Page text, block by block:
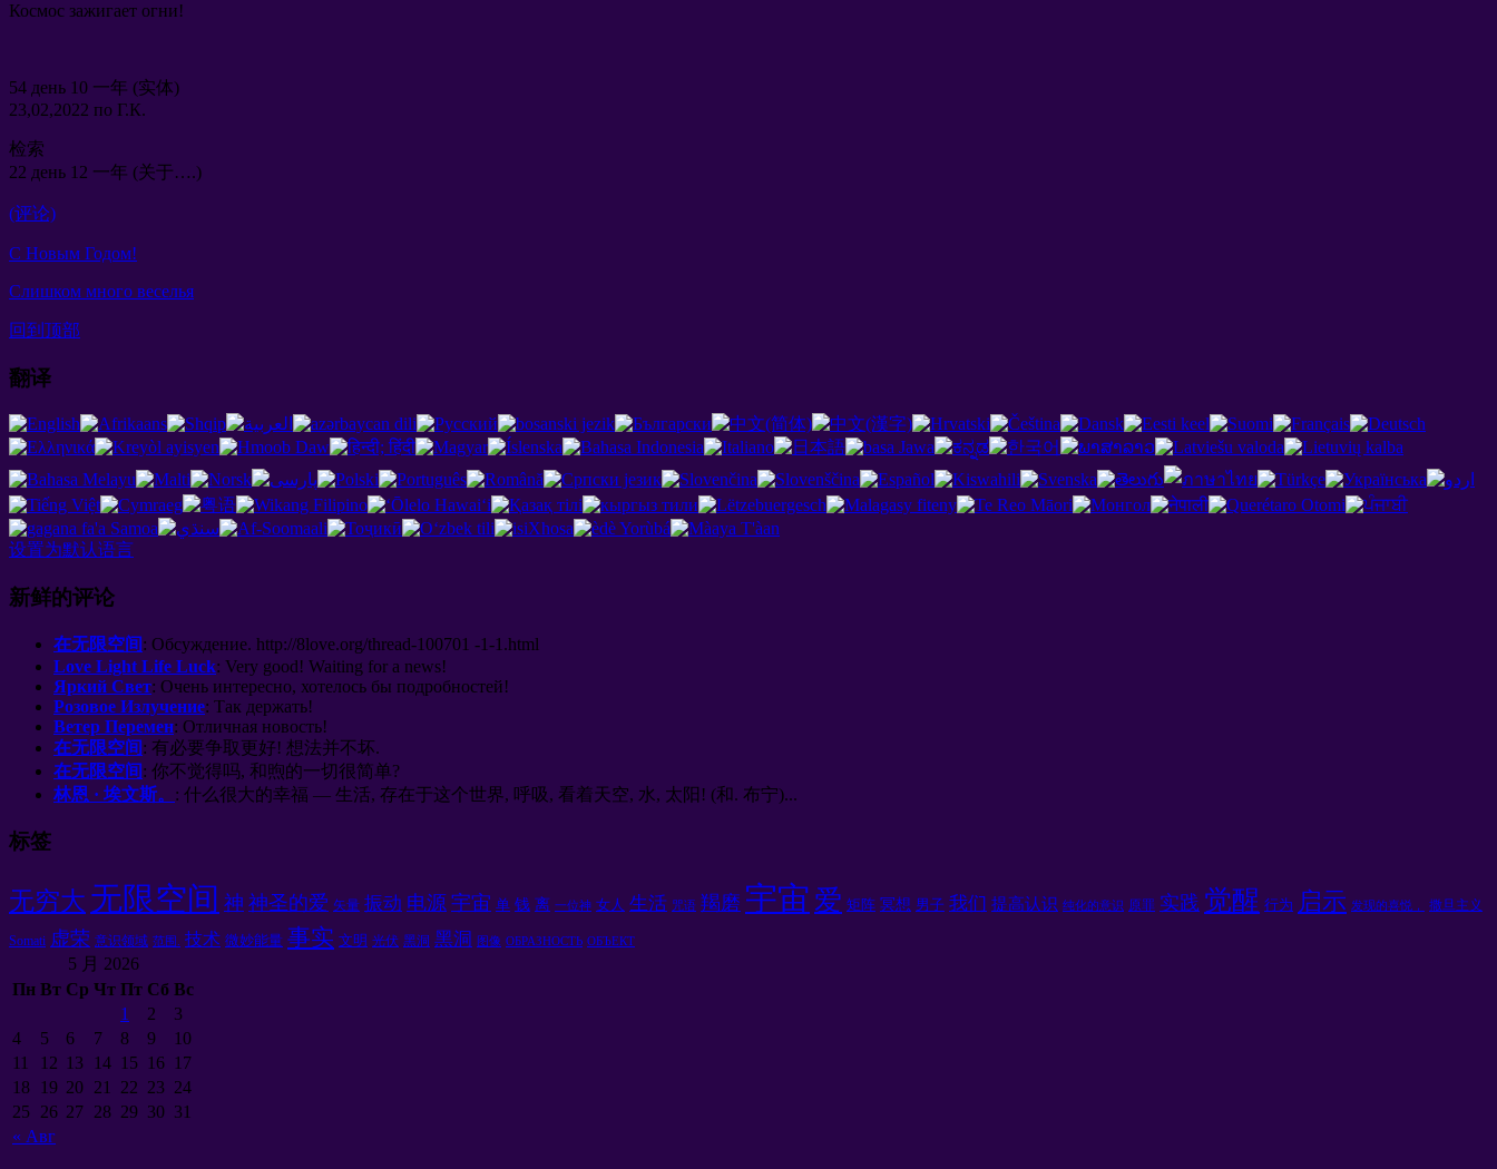
Космос зажигает огни!
54 день 10 一年 (实体)
23,02,2022 по Г.К.
检索
22 день 12 一年 (关于….)
(评论)
С Новым Годом!
Слишком много веселья
回到顶部
翻译
设置为默认语言
新鲜的评论
在无限空间: Обсуждение. http://8love.org/thread-100701 -1-1.html
Love Light Life Luck: Very good! Waiting for a news!
Яркий Свет: Очень интересно, хотелось бы подробностей!
Розовое Излучение: Так держать!
Ветер Перемен: Отличная новость!
在无限空间: 有必要争取更好! 想法并不坏.
在无限空间: 你不觉得吗, 和煦的一切很简单?
林恩 · 埃文斯。 : 什么很大的幸福 — 生活, 存在于这个世界, 呼吸, 看着天空, 水, 太阳! (和. 布宁)...
标签
无穷大 无限空间 神 神圣的爱 矢量 振动 电源 宇宙 单 钱 离 一位神 女人 生活 咒语 羯磨 宇宙 爱 矩阵 冥想 男子 我们 提高认识 纯化的意识 原罪 实践 觉醒 行为 启示 发现的喜悦， 撒旦主义
Somati 虚荣 意识领域 范围. 技术 微妙能量 事实 文明 光伏 黑洞 黑洞 图像 ОБРАЗНОСТЬ ОБЪЕКТ
5 月 2026
Пн Вт Ср Чт Пт Сб Вс
« Авг
1 2
3
4
5 6 7 8 9
10
11
12 13 14 15 16 17
18
19 20 21 22 23 24
25 26 27 28 29 30 31